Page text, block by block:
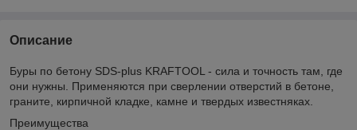
Описание
Буры по бетону SDS-plus KRAFTOOL - сила и точность там, где
они нужны. Применяются при сверлении отверстий в бетоне,
граните, кирпичной кладке, камне и твердых известняках.
Преимущества